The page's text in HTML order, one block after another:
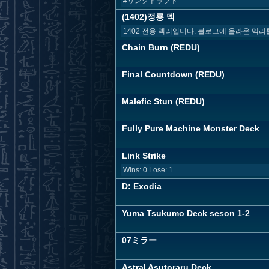
(1402)정룡 덱
1402 전용 덱리입니다. 블로그에 올라온 덱
Chain Burn (REDU)
Final Countdown (REDU)
Malefic Stun (REDU)
Fully Pure Machine Monster Deck
Link Strike
Wins: 0 Lose: 1
D: Exodia
Yuma Tsukumo Deck seson 1-2
07ミラー